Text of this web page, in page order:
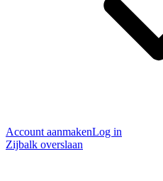
Account aanmakenLog in
Zijbalk overslaan